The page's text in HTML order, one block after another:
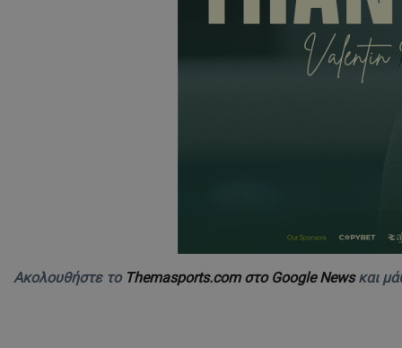
Ακολουθήστε το Themasports.com στο Google Newsκαι